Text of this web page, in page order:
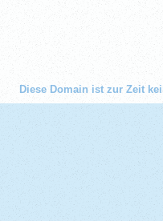
Diese Domain ist zur Zeit